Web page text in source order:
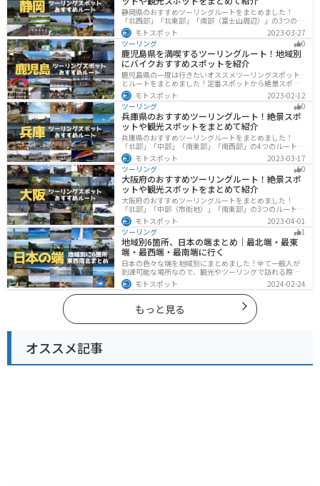
静岡県のおすすめツーリングルートをまとめました！
「北西部」「北東部」「南部（富士山周辺）」の3つのル
ート紹介します。富士山を中心に自然豊かな景色や食事
を楽しめるスポットが多数あります。バイクで静岡県に
ツーリングに行く際は参考にしてください。
モトスポット
2023-03-27
ツーリング
0
鹿児島県を満喫するツーリングルート！地域別
にバイクおすすめスポットを紹介
鹿児島県の一度は行きたいオススメツーリングスポット
とルートをまとめました！定番スポットから絶景スポッ
ト、温泉、山、海、グルメなど様々なジャンルで楽しめ
ます。バイクで鹿児島ツーリングに行こうと思っている
人は、参考にしてください。
モトスポット
2023-02-12
ツーリング
0
兵庫県のおすすめツーリングルート！絶景スポ
ットや観光スポットをまとめて紹介
兵庫県のおすすめツーリングルートをまとめました！
「北部」「中部」「南東部」「南西部」の4つのルート紹
介します。自然豊かな山を堪能できる北部と中部、街中
で海辺の南部と違った楽しみ方ができます。バイクで兵
庫県にツーリングに行く際は参考にしてください。
モトスポット
2023-03-17
ツーリング
0
大阪府のおすすめツーリングルート！絶景スポ
ットや観光スポットをまとめて紹介
大阪府のおすすめツーリングルートをまとめました！
「北部」「中部（市街地）」「南東部」の3つのルート紹
介します。歴史と近代が融合した魅力的なエリアで様々
な楽しみ方ができます。バイクで大阪府にツーリングに
行く際は参考にしてください。
モトスポット
2023-04-01
ツーリング
1
地域別6箇所、日本の端まとめ｜最北端・最東
端・最西端・最南端に行く
日本の色々な端を地域別にまとめました！全て一般人が
到達可能な場所なので、観光やツーリングで訪れる際の
参考にしてください。
モトスポット 2024-02-24
もっと見る
オススメ記事